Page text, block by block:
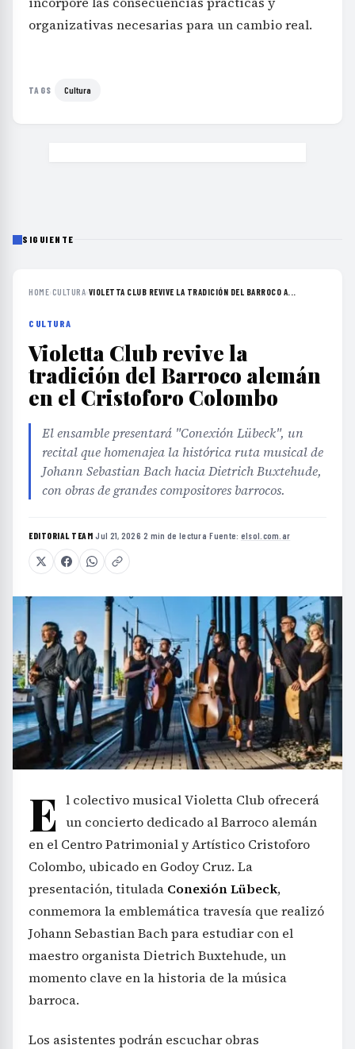
organizativas necesarias para un cambio real.
TAGS Cultura
SIGUIENTE
HOME›CULTURA›VIOLETTA CLUB REVIVE LA TRADICIÓN DEL BARROCO A...
CULTURA
Violetta Club revive la
tradición del Barroco alemán
en el Cristoforo Colombo
El ensamble presentará "Conexión Lübeck", un
recital que homenajea la histórica ruta musical de
Johann Sebastian Bach hacia Dietrich Buxtehude,
con obras de grandes compositores barrocos.
EDITORIAL TEAM·Jul 21, 2026·2 min de lectura·Fuente: elsol.com.ar
E l colectivo musical Violetta Club ofrecerá
un concierto dedicado al Barroco alemán
en el Centro Patrimonial y Artístico Cristoforo
Colombo, ubicado en Godoy Cruz. La
presentación, titulada Conexión Lübeck,
conmemora la emblemática travesía que realizó
Johann Sebastian Bach para estudiar con el
maestro organista Dietrich Buxtehude, un
momento clave en la historia de la música
barroca.
Los asistentes podrán escuchar obras